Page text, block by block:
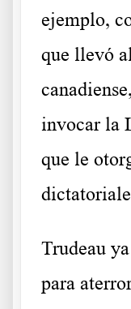
ejemplo,
que llevó
invocar la
que le
Trudeau
para